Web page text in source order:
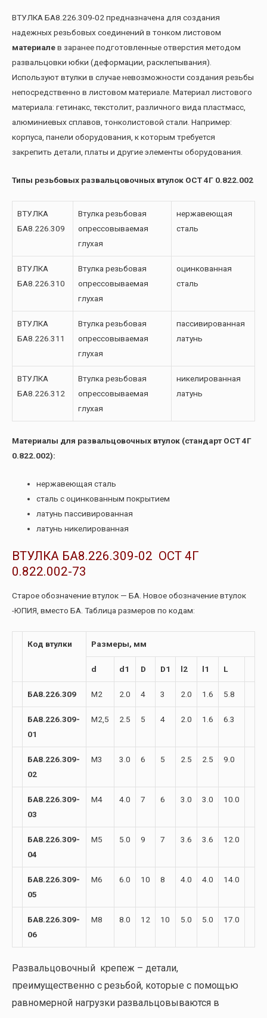
ВТУЛКА БА8.226.309-02 предназначена для создания
надежных резьбовых соединений в тонком листовом
материалев заранее подготовленные отверстия методом
развальцовки юбки (деформации, расклепывания).
Используют втулки в случае невозможности создания резьбы
непосредственно в листовом материале. Материал листового
материала: гетинакс, текстолит, различного вида пластмасс,
алюминиевых сплавов, тонколистовой стали. Например:
корпуса, панели оборудования, к которым требуется
закрепить детали, платы и другие элементы оборудования.
Типы резьбовых развальцовочных втулок ОСТ 4Г 0.822.002
ВТУЛКА
БА8.226.309
Втулка резьбовая
опрессовываемая
глухая
нержавеющая
сталь
ВТУЛКА
БА8.226.310
Втулка резьбовая
опрессовываемая
глухая
оцинкованная
сталь
ВТУЛКА
БА8.226.311
Втулка резьбовая
опрессовываемая
глухая
пассивированная
латунь
ВТУЛКА
БА8.226.312
Втулка резьбовая
опрессовываемая
глухая
никелированная
латунь
Материалы для развальцовочных втулок (стандарт ОСТ 4Г
0.822.002):
нержавеющая сталь
сталь с оцинкованным покрытием
латунь пассивированная
латунь никелированная
ВТУЛКА БА8.226.309-02 ОСТ 4Г
0.822.002-73
Старое обозначение втулок — БА. Новое обозначение втулок
-ЮПИЯ, вместо БА. Таблица размеров по кодам:
Код втулки Размеры, мм
d d1 D D1 l2 l1 L
БА8.226.309 М2 2.0 4 3 2.0 1.6 5.8
БА8.226.309-
01
М2,5 2.5 5 4 2.0 1.6 6.3
БА8.226.309-
02
М3 3.0 6 5 2.5 2.5 9.0
БА8.226.309-
03
М4 4.0 7 6 3.0 3.0 10.0
БА8.226.309-
04
М5 5.0 9 7 3.6 3.6 12.0
БА8.226.309-
05
М6 6.0 10 8 4.0 4.0 14.0
БА8.226.309-
06
М8 8.0 12 10 5.0 5.0 17.0
Развальцовочный крепеж – детали,
преимущественно с резьбой, которые с помощью
равномерной нагрузки развальцовываются в